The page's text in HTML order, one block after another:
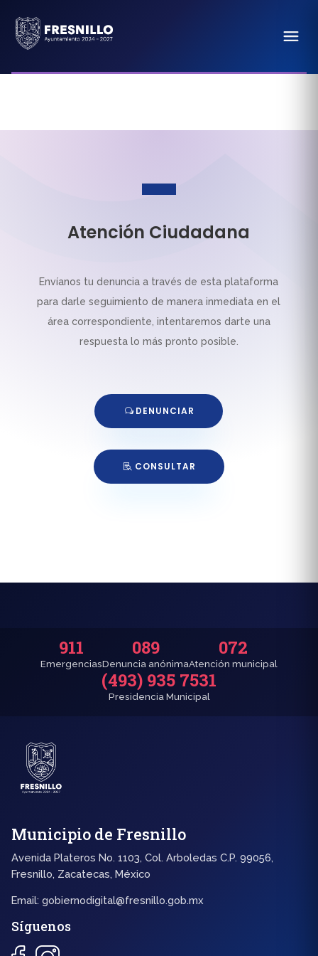
Atención Ciudadana
Envíanos tu denuncia a través de esta plataforma
para darle seguimiento de manera inmediata en el
área correspondiente, intentaremos darte una
respuesta lo más pronto posible.
DENUNCIAR
CONSULTAR
911
Emergencias
089
Denuncia anónima
072
Atención municipal
(493) 935 7531
Presidencia Municipal
Municipio de Fresnillo
Avenida Plateros No. 1103, Col. Arboledas C.P. 99056,
Fresnillo, Zacatecas, México
Email: gobiernodigital@fresnillo.gob.mx
Síguenos